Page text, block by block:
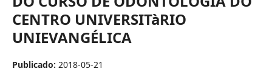
CENTRO UNIVERSITàRIO
UNIEVANGÉLICA
Publicado: 2018-05-21